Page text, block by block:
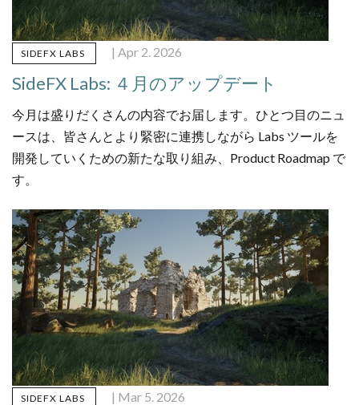
SIDEFX LABS | Apr 2. 2026
SideFX Labs: ４月のアップデート
今月は盛りだくさんの内容でお届します。ひとつ目のニュ
ースは、皆さんとより緊密に連携しながら Labs ツールを
開発していくための新たな取り組み、Product Roadmap で
す。
SIDEFX LABS | Mar 5. 2026